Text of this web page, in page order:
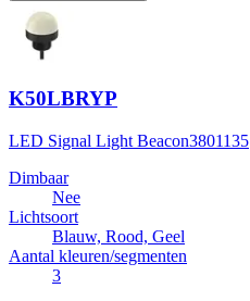
K50LBRYP
LED Signal Light Beacon3801135
Dimbaar
Nee
Lichtsoort
Blauw, Rood, Geel
Aantal kleuren/segmenten
3